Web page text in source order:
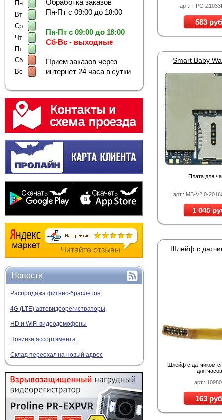
Пн
Вт
Ср
Чт
Пт
Сб
Вс
Обработка заказов
Пн-Пт с 09:00 до 18:00
Пн-Пт с 09:00 до 18:00
Сб-Вс - выходные
Прием заказов через
интернет 24 часа в сутки
Новости
Распродажа фитнес-браслетов
4G (LTE) автовидеорегистраторы
HD и WiFi видеодомофоны
Новинки ассортимента
Склад переехал на новый адрес
арт.: FPC-
583
арт.: MB-V2.0-
Smart Baby
Плата для
1 045
арт.:
Шлейф с датчиком
для часов
163